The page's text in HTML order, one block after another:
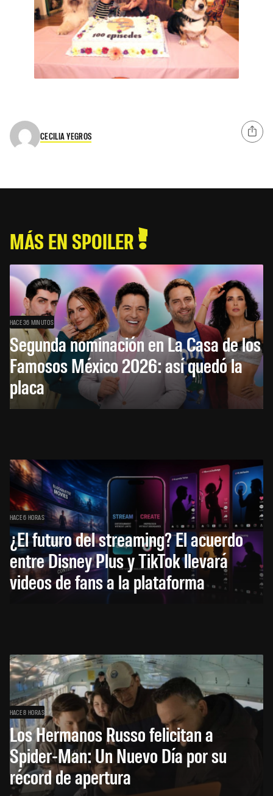
CECILIA YEGROS
MÁS EN SPOILER
HACE 36 MINUTOS
Segunda nominación en La Casa de los
Famosos México 2026: así quedó la
placa
HACE 6 HORAS
¿El futuro del streaming? El acuerdo
entre Disney Plus y TikTok llevará
videos de fans a la plataforma
HACE 8 HORAS
Los Hermanos Russo felicitan a
Spider-Man: Un Nuevo Día por su
récord de apertura